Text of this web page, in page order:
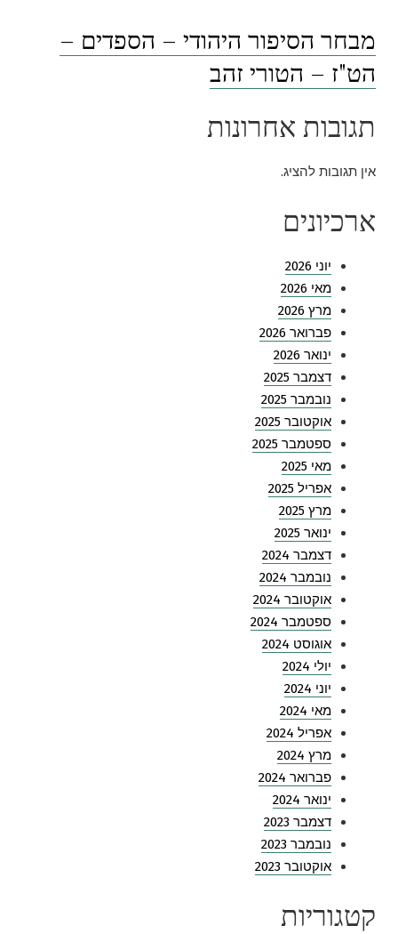
מבחר הסיפור היהודי – הספדים –
הט"ז – הטורי זהב
תגובות אחרונות
אין תגובות להציג.
ארכיונים
יוני 2026
מאי 2026
מרץ 2026
פברואר 2026
ינואר 2026
דצמבר 2025
נובמבר 2025
אוקטובר 2025
ספטמבר 2025
מאי 2025
אפריל 2025
מרץ 2025
ינואר 2025
דצמבר 2024
נובמבר 2024
אוקטובר 2024
ספטמבר 2024
אוגוסט 2024
יולי 2024
יוני 2024
מאי 2024
אפריל 2024
מרץ 2024
פברואר 2024
ינואר 2024
דצמבר 2023
נובמבר 2023
אוקטובר 2023
קטגוריות